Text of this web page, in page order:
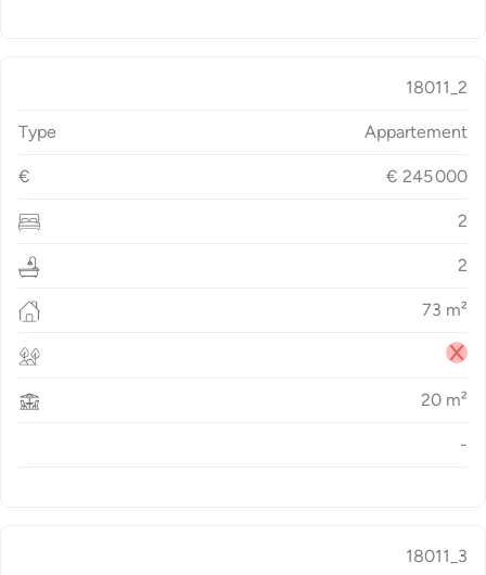
18011_2
Type Appartement
€ € 245 000
2
2
73 m²
20 m²
-
18011_3